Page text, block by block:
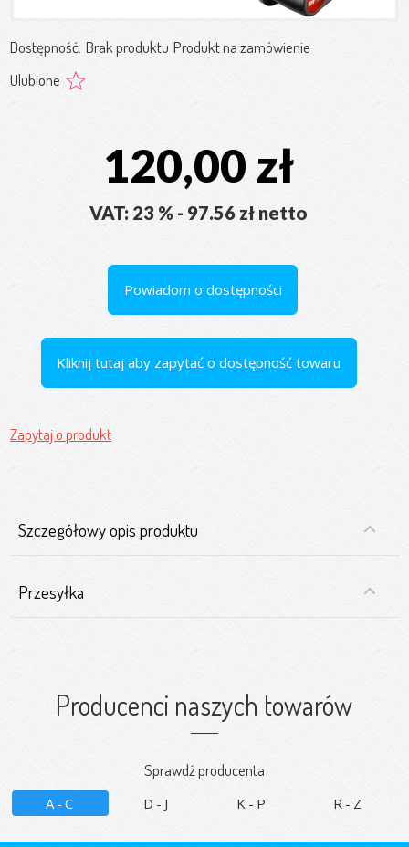
Dostępność: Brak produktu Produkt na zamówienie
Ulubione
120,00 zł
VAT: 23 % - 97.56 zł netto
Powiadom o dostępności
Kliknij tutaj aby zapytać o dostępność towaru
Zapytaj o produkt
Szczegółowy opis produktu
Przesyłka
Producenci naszych towarów
Sprawdź producenta
A-C D-J K-P R-Z